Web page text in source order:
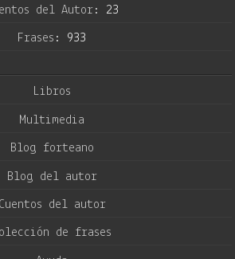
del Autor: 23
Frases: 933
Libros
Multimedia
Blog forteano
Blog del autor
Cuentos del autor
de frases